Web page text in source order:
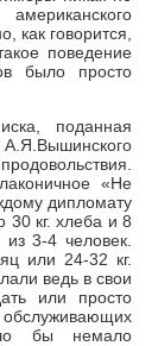
как говорится,
поведение
было просто
поданная
«Не
дипломату
30 кг. хлеба и 8
3-4 человек.
или 24-32 кг.
ведь в свои
или просто
бы немало